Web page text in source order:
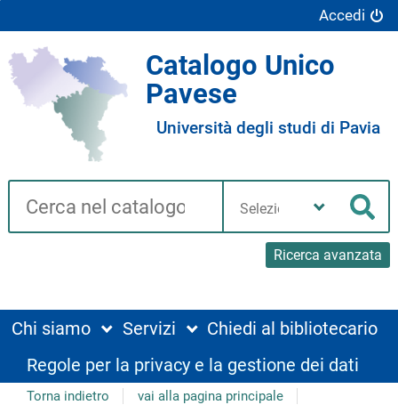
Accedi
Catalogo Unico
Pavese
Università degli studi di Pavia
Cerca su "Catalogo"
Ricerca avanzata
biblioteca
Chi siamo Servizi
Chiedi al bibliotecario
Regole per la privacy e la gestione dei dati
Torna indietro vai alla pagina principale